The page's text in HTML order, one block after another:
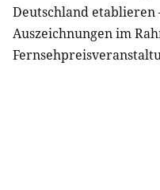
Deutschland
Auszeichnungen im